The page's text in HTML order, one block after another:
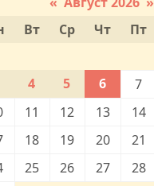
Вт Ср Чт Пт
4 5 6 7
11 12 13 14
18 19 20 21
25 26 27 28